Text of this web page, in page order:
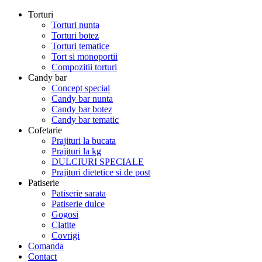
Torturi
Torturi nunta
Torturi botez
Torturi tematice
Tort si monoportii
Compozitii torturi
Candy bar
Concept special
Candy bar nunta
Candy bar botez
Candy bar tematic
Cofetarie
Prajituri la bucata
Prajituri la kg
DULCIURI SPECIALE
Prajituri dietetice si de post
Patiserie
Patiserie sarata
Patiserie dulce
Gogosi
Clatite
Covrigi
Comanda
Contact